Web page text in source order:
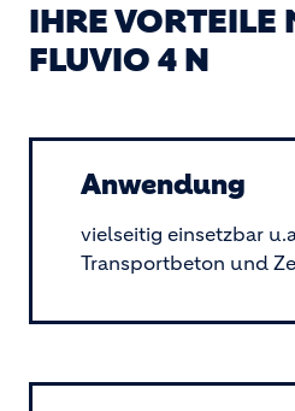
IHRE VORTEILE
FLUVIO 4 N
Anwendung
vielseitig einsetzbar
Transportbeton und